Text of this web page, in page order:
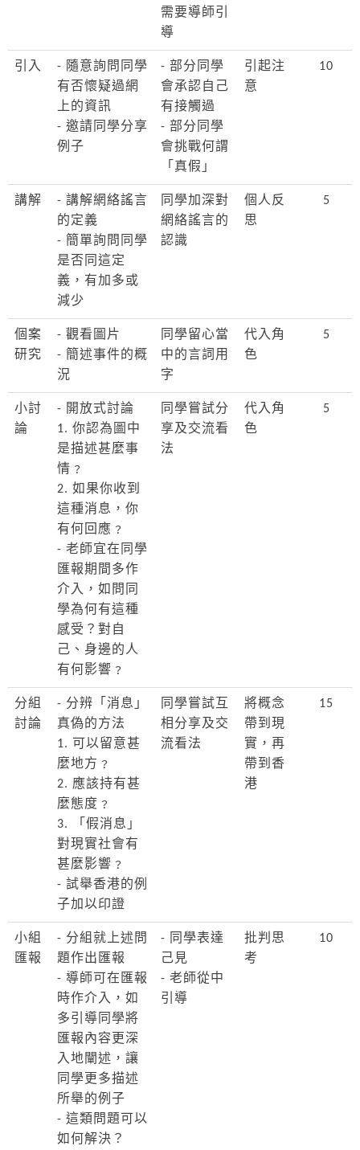
需要導師引
導
引入
- 隨意詢問同學
有否懷疑過網
上的資訊
- 邀請同學分享
例子
- 部分同學
會承認自己
有接觸過
- 部分同學
會挑戰何謂
「真假」
引起注
意
10
講解
- 講解網絡謠言
的定義
- 簡單詢問同學
是否同這定
義，有加多或
減少
同學加深對
網絡謠言的
認識
個人反
思
5
個案
研究
- 觀看圖片
- 簡述事件的概
況
同學留心當
中的言詞用
字
代入角
色
5
小討
論
- 開放式討論
1. 你認為圖中
是描述甚麼事
情﹖
2. 如果你收到
這種消息，你
有何回應﹖
- 老師宜在同學
匯報期間多作
介入，如問同
學為何有這種
感受？對自
己、身邊的人
有何影響﹖
同學嘗試分
享及交流看
法
代入角
色
5
分組
討論
- 分辨「消息」
真偽的方法
1. 可以留意甚
麼地方﹖
2. 應該持有甚
麼態度﹖
3. 「假消息」
對現實社會有
甚麼影響﹖
- 試舉香港的例
子加以印證
同學嘗試互
相分享及交
流看法
將概念
帶到現
實，再
帶到香
港
15
小組
匯報
- 分組就上述問
題作出匯報
- 導師可在匯報
時作介入，如
多引導同學將
匯報內容更深
入地闡述，讓
同學更多描述
所舉的例子
- 這類問題可以
如何解決？
- 同學表達
己見
- 老師從中
引導
批判思
考
10